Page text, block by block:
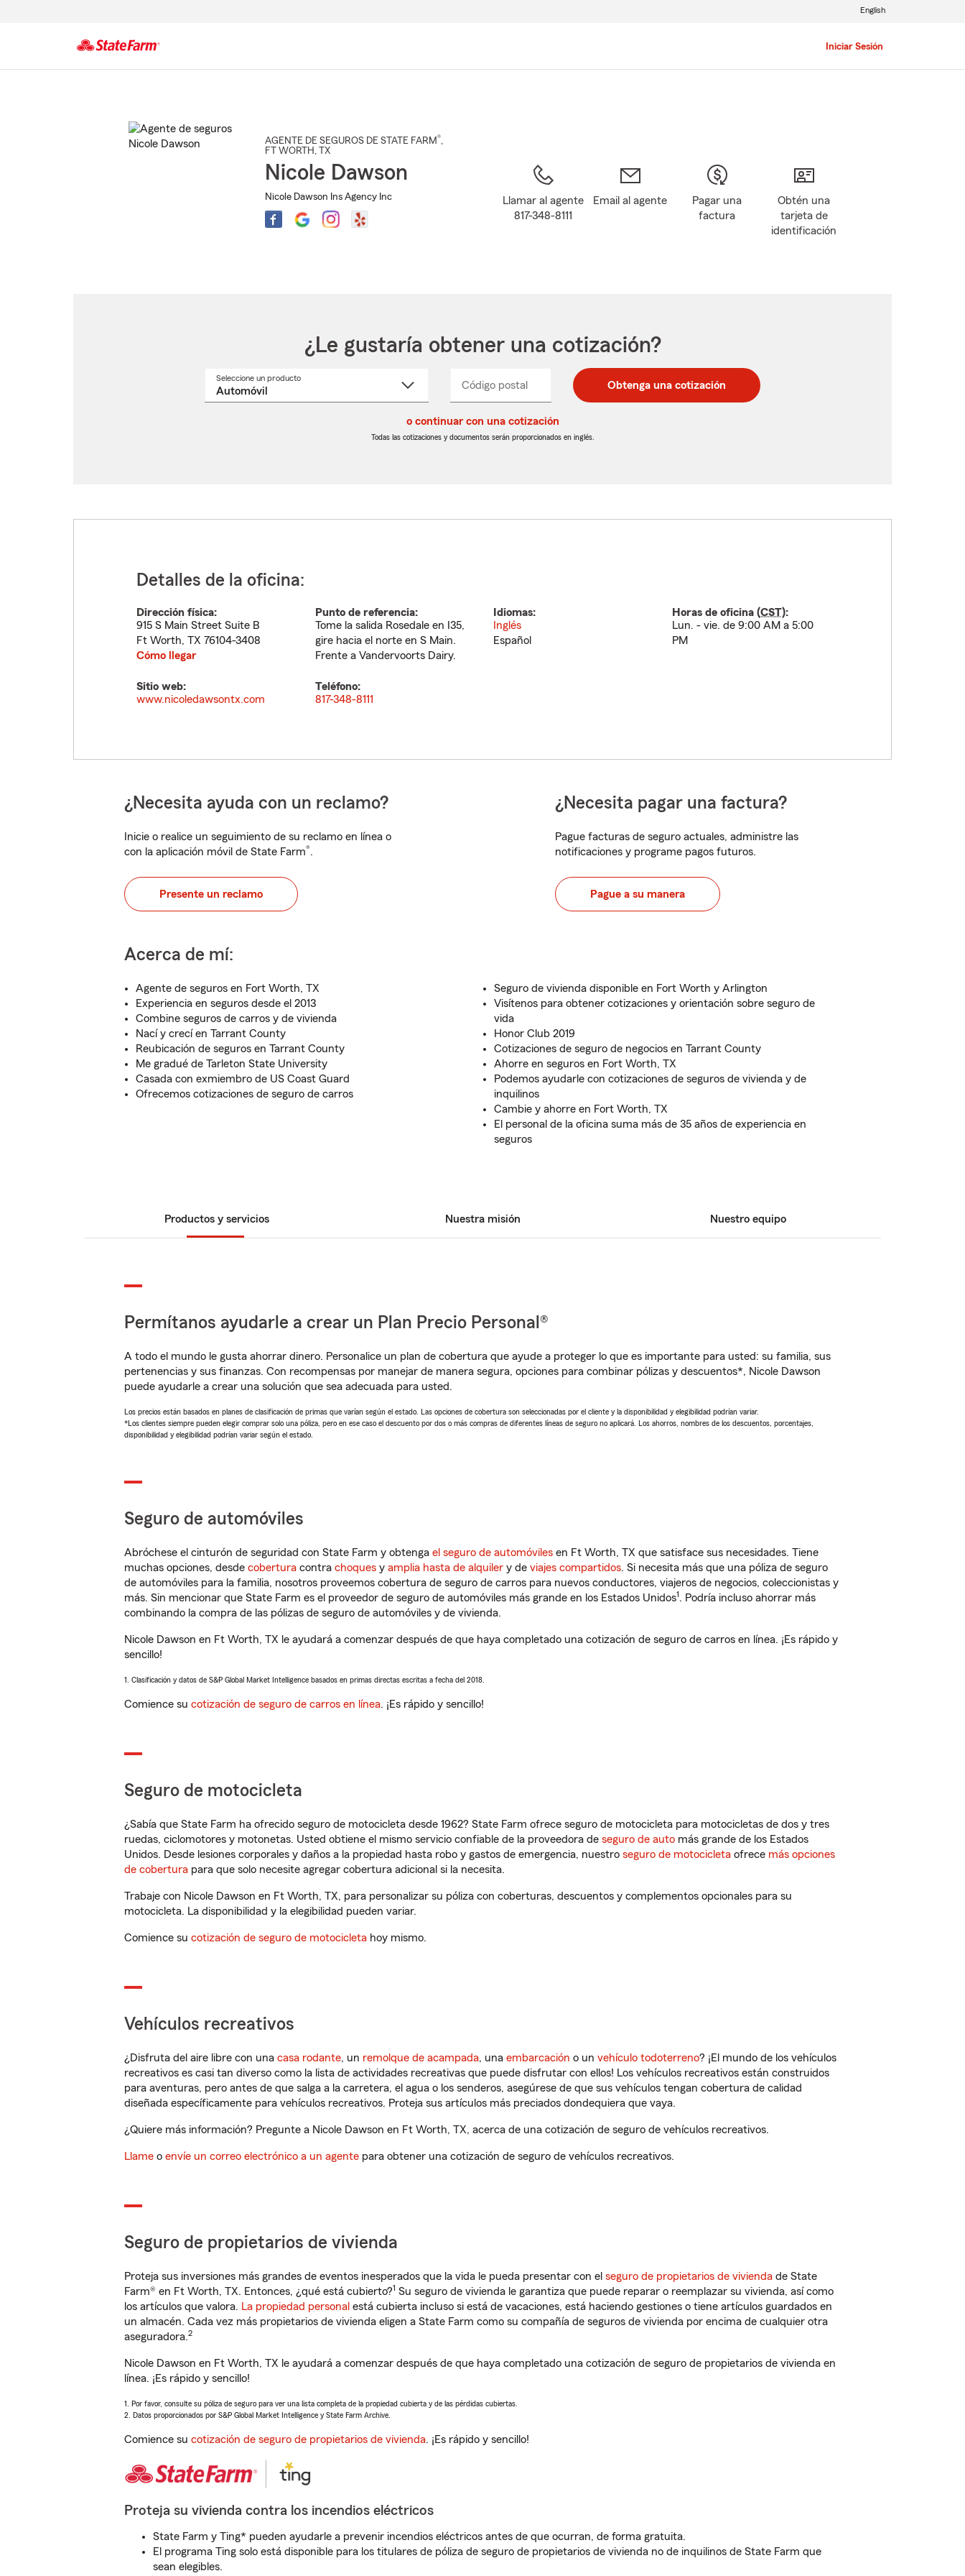
Iniciar Sesión
English
AGENTE DE SEGUROS DE STATE FARM®,
FT WORTH , TX
Nicole Dawson
Nicole Dawson Ins Agency Inc
Llamar al agente
817-348-8111
Email al agente
Pagar una
factura
Obtén una
tarjeta de
identificación
¿Le gustaría obtener una cotización?
Seleccione un productoSeleccione
Código postal
postal
de
postal
de
_____ Obtenga una cotización
o continuar con una cotización
Todas las cotizaciones y documentos serán proporcionados en inglés.
Detalles de la oficina:
Dirección física:
915 S Main Street Suite B
Ft Worth, TX 76104-3408
Cómo llegar
Punto de referencia:
Tome la salida Rosedale en I35,
gire hacia el norte en S Main.
Frente a Vandervoorts Dairy.
Idiomas:
Inglés
Español
Horas de oficina (CST):
Lun. - vie. de 9:00 AM a 5:00
PM
Sitio web:
www.nicoledawsontx.com
Teléfono:
817-348-8111
¿Necesita ayuda con un reclamo?
Inicie o realice un seguimiento de su reclamo en línea o
con la aplicación móvil de State Farm®.
Presente un reclamo
¿Necesita pagar una factura?
Pague facturas de seguro actuales, administre las
notificaciones y programe pagos futuros.
Pague a su manera
Acerca de mí:
Agente de seguros en Fort Worth, TX
Experiencia en seguros desde el 2013
Combine seguros de carros y de vivienda
Nací y crecí en Tarrant County
Reubicación de seguros en Tarrant County
Me gradué de Tarleton State University
Casada con exmiembro de US Coast Guard
Ofrecemos cotizaciones de seguro de carros
Seguro de vivienda disponible en Fort Worth y Arlington
Visítenos para obtener cotizaciones y orientación sobre seguro de
vida
Honor Club 2019
Cotizaciones de seguro de negocios en Tarrant County
Ahorre en seguros en Fort Worth, TX
Podemos ayudarle con cotizaciones de seguros de vivienda y de
inquilinos
Cambie y ahorre en Fort Worth, TX
El personal de la oficina suma más de 35 años de experiencia en
seguros
Productos y servicios Nuestra misión Nuestro equipo
Permítanos ayudarle a crear un Plan Precio Personal®
A todo el mundo le gusta ahorrar dinero. Personalice un plan de cobertura que ayude a proteger lo que es importante para usted: su familia, sus
pertenencias y sus finanzas. Con recompensas por manejar de manera segura, opciones para combinar pólizas y descuentos*, Nicole Dawson
puede ayudarle a crear una solución que sea adecuada para usted.
Los precios están basados en planes de clasificación de primas que varían según el estado. Las opciones de cobertura son seleccionadas por el cliente y la disponibilidad y elegibilidad podrían variar.
*Los clientes siempre pueden elegir comprar solo una póliza, pero en ese caso el descuento por dos o más compras de diferentes líneas de seguro no aplicará. Los ahorros, nombres de los descuentos, porcentajes,
disponibilidad y elegibilidad podrían variar según el estado.
Seguro de automóviles
Abróchese el cinturón de seguridad con State Farm y obtenga el seguro de automóviles en Ft Worth, TX que satisface sus necesidades. Tiene
muchas opciones, desde cobertura contra choques y amplia hasta de alquiler y de viajes compartidos. Si necesita más que una póliza de seguro
de automóviles para la familia, nosotros proveemos cobertura de seguro de carros para nuevos conductores, viajeros de negocios, coleccionistas y
más. Sin mencionar que State Farm es el proveedor de seguro de automóviles más grande en los Estados Unidos1. Podría incluso ahorrar más
combinando la compra de las pólizas de seguro de automóviles y de vivienda.
Nicole Dawson en Ft Worth, TX le ayudará a comenzar después de que haya completado una cotización de seguro de carros en línea. ¡Es rápido y
sencillo!
1. Clasificación y datos de S&P Global Market Intelligence basados en primas directas escritas a fecha del 2018.
Comience su cotización de seguro de carros en línea. ¡Es rápido y sencillo!
Seguro de motocicleta
¿Sabía que State Farm ha ofrecido seguro de motocicleta desde 1962? State Farm ofrece seguro de motocicleta para motocicletas de dos y tres
ruedas, ciclomotores y motonetas. Usted obtiene el mismo servicio confiable de la proveedora de seguro de auto más grande de los Estados
Unidos. Desde lesiones corporales y daños a la propiedad hasta robo y gastos de emergencia, nuestro seguro de motocicleta ofrece más opciones
de cobertura para que solo necesite agregar cobertura adicional si la necesita.
Trabaje con Nicole Dawson en Ft Worth, TX, para personalizar su póliza con coberturas, descuentos y complementos opcionales para su
motocicleta. La disponibilidad y la elegibilidad pueden variar.
Comience su cotización de seguro de motocicleta hoy mismo.
Vehículos recreativos
¿Disfruta del aire libre con una casa rodante, un remolque de acampada, una embarcación o un vehículo todoterreno? ¡El mundo de los vehículos
recreativos es casi tan diverso como la lista de actividades recreativas que puede disfrutar con ellos! Los vehículos recreativos están construidos
para aventuras, pero antes de que salga a la carretera, el agua o los senderos, asegúrese de que sus vehículos tengan cobertura de calidad
diseñada específicamente para vehículos recreativos. Proteja sus artículos más preciados dondequiera que vaya.
¿Quiere más información? Pregunte a Nicole Dawson en Ft Worth, TX, acerca de una cotización de seguro de vehículos recreativos.
Llame o envíe un correo electrónico a un agente para obtener una cotización de seguro de vehículos recreativos.
Seguro de propietarios de vivienda
Proteja sus inversiones más grandes de eventos inesperados que la vida le pueda presentar con el seguro de propietarios de vivienda de State
Farm® en Ft Worth, TX. Entonces, ¿qué está cubierto?1 Su seguro de vivienda le garantiza que puede reparar o reemplazar su vivienda, así como
los artículos que valora. La propiedad personal está cubierta incluso si está de vacaciones, está haciendo gestiones o tiene artículos guardados en
un almacén. Cada vez más propietarios de vivienda eligen a State Farm como su compañía de seguros de vivienda por encima de cualquier otra
aseguradora.2
Nicole Dawson en Ft Worth, TX le ayudará a comenzar después de que haya completado una cotización de seguro de propietarios de vivienda en
línea. ¡Es rápido y sencillo!
1. Por favor, consulte su póliza de seguro para ver una lista completa de la propiedad cubierta y de las pérdidas cubiertas.
2. Datos proporcionados por S&P Global Market Intelligence y State Farm Archive.
Comience su cotización de seguro de propietarios de vivienda. ¡Es rápido y sencillo!
Proteja su vivienda contra los incendios eléctricos
State Farm y Ting* pueden ayudarle a prevenir incendios eléctricos antes de que ocurran, de forma gratuita.
El programa Ting solo está disponible para los titulares de póliza de seguro de propietarios de vivienda no de inquilinos de State Farm que
sean elegibles.